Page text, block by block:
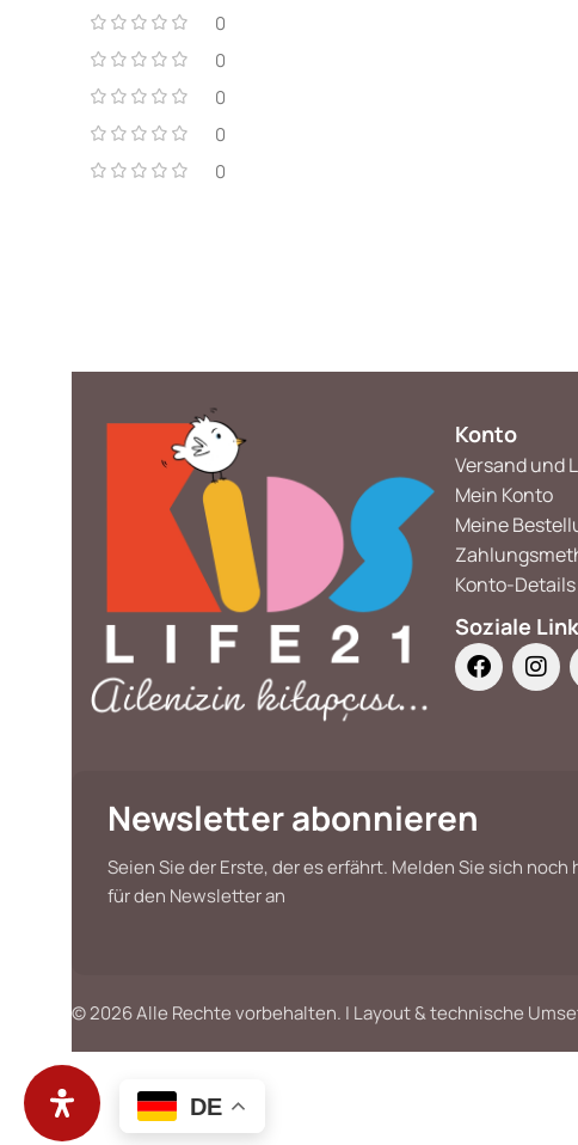
0
0
0
0
0
Konto
Versand und
Mein Konto
Meine
Konto-Details
Soziale
Newsletter abonnieren
Seien Sie der Erste, der es erfährt. Melden Sie sich noch
für den Newsletter an
© 2026 Alle Rechte vorbehalten. | Layout & technische
DE